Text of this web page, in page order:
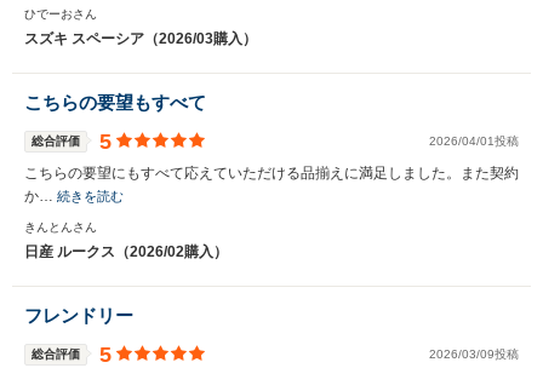
ひでーおさん
スズキ スペーシア（2026/03購入）
こちらの要望もすべて
総合評価 5 2026/04/01投稿
こちらの要望にもすべて応えていただける品揃えに満足しました。また契約
か… 続きを読む
きんとんさん
日産 ルークス（2026/02購入）
フレンドリー
総合評価 5 2026/03/09投稿